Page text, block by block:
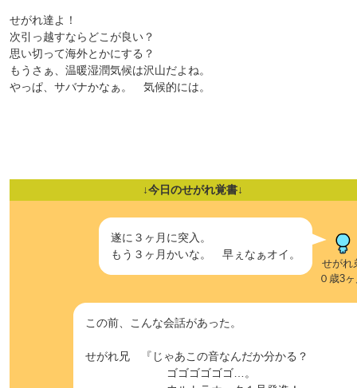
せがれ達よ！
次引っ越すならどこが良い？
思い切って海外とかにする？
もうさぁ、温暖湿潤気候は沢山だよね。
やっぱ、サバナかなぁ。 気候的には。
↓今日のせがれ覚書↓
遂に３ヶ月に突入。
もう３ヶ月かいな。 早ぇなぁオイ。
せがれ
０歳3
この前、こんな会話があった。
せがれ兄 『じゃあこの音なんだか分かる？
ゴゴゴゴゴゴ…。